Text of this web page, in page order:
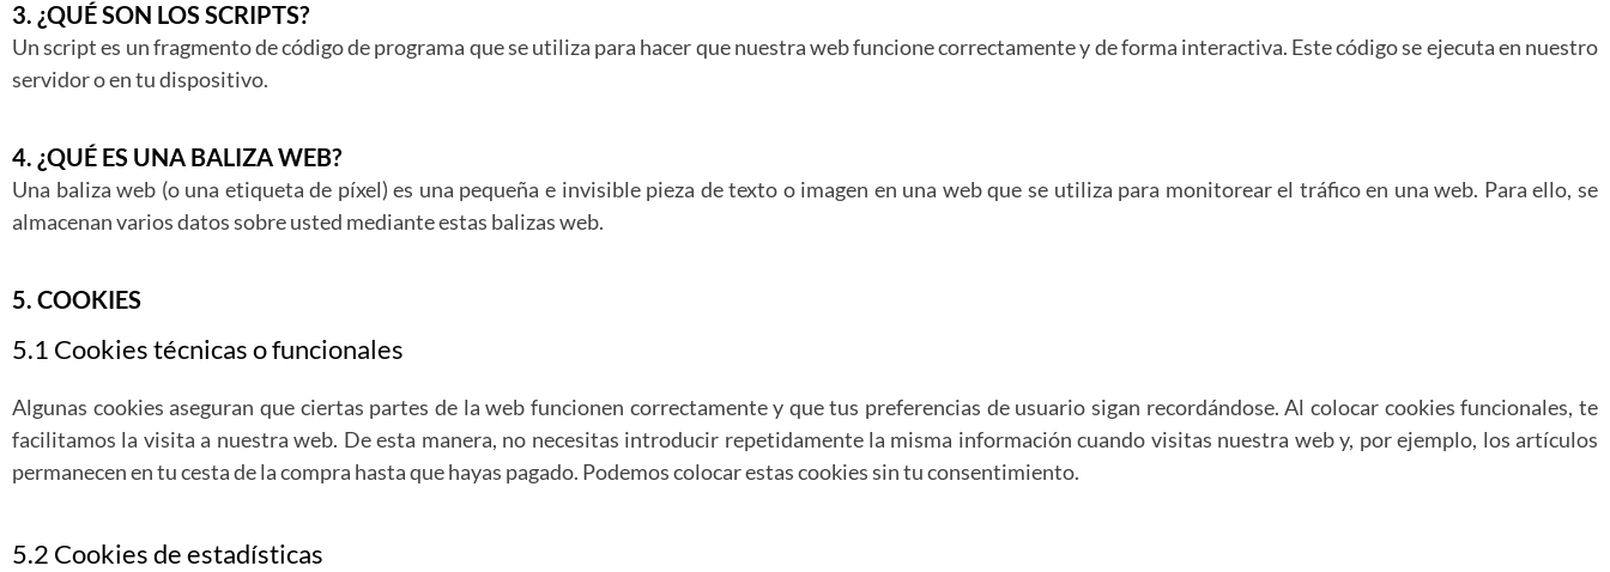
3. ¿QUÉ SON LOS SCRIPTS?
Un script es un fragmento de código de programa que se utiliza para hacer que nuestra web funcione correctamente y de forma interactiva. Este código se ejecuta en nuestro
servidor o en tu dispositivo.
4. ¿QUÉ ES UNA BALIZA WEB?
Una baliza web (o una etiqueta de píxel) es una pequeña e invisible pieza de texto o imagen en una web que se utiliza para monitorear el tráfico en una web. Para ello, se
almacenan varios datos sobre usted mediante estas balizas web.
5. COOKIES
5.1 Cookies técnicas o funcionales
Algunas cookies aseguran que ciertas partes de la web funcionen correctamente y que tus preferencias de usuario sigan recordándose. Al colocar cookies funcionales, te
facilitamos la visita a nuestra web. De esta manera, no necesitas introducir repetidamente la misma información cuando visitas nuestra web y, por ejemplo, los artículos
permanecen en tu cesta de la compra hasta que hayas pagado. Podemos colocar estas cookies sin tu consentimiento.
5.2 Cookies de estadísticas